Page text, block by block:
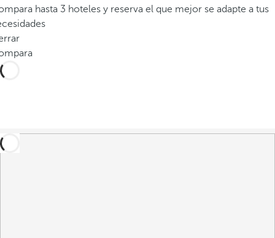
hasta 3 hoteles y reserva el que mejor se adapte a tus